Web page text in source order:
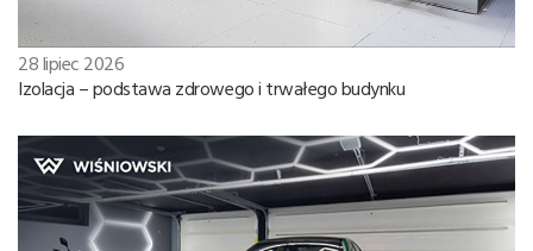
28 lipiec 2026
Izolacja – podstawa zdrowego i trwałego budynku